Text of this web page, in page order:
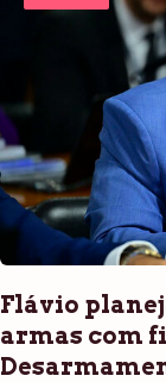
Flávio
armas com